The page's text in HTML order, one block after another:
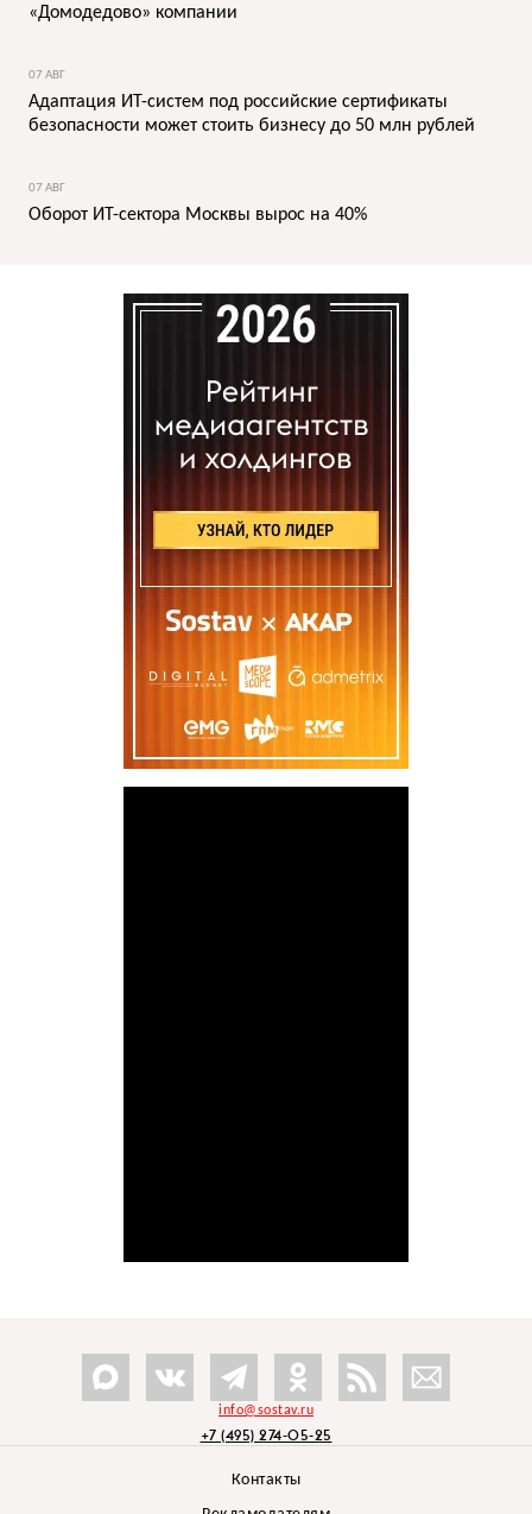
«Домодедово» компании
07 АВГ
Адаптация ИТ-систем под российские сертификаты
безопасности может стоить бизнесу до 50 млн рублей
07 АВГ
Оборот ИТ-сектора Москвы вырос на 40%
info@sostav.ru
+7 (495) 274-05-25
Контакты